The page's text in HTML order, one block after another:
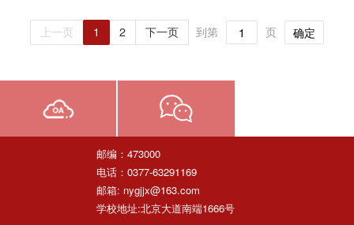
上一页 1 2 下一页 到第 页 确定
邮编：473000
电话：0377-63291169
邮箱: nygjjx@163.com
学校地址:北京大道南端1666号